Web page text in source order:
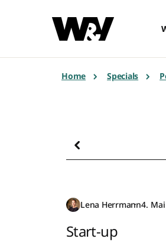
Home Specials
Lena Herrmann4.
Start-up